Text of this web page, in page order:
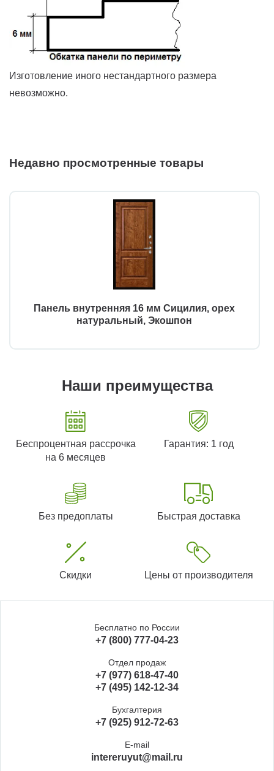
Изготовление иного нестандартного размера
невозможно.
Недавно просмотренные товары
Панель внутренняя 16 мм Сицилия, орех
натуральный, Экошпон
Наши преимущества
Беспроцентная рассрочка
на 6 месяцев
Гарантия: 1 год
Без предоплаты Быстрая доставка
Скидки Цены от производителя
Бесплатно по России
+7 (800) 777-04-23
Отдел продаж
+7 (977) 618-47-40
+7 (495) 142-12-34
Бухгалтерия
+7 (925) 912-72-63
E-mail
intereruyut@mail.ru